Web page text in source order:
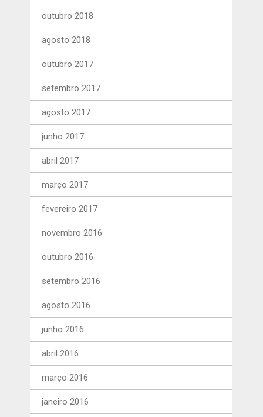
outubro 2018
agosto 2018
outubro 2017
setembro 2017
agosto 2017
junho 2017
abril 2017
março 2017
fevereiro 2017
novembro 2016
outubro 2016
setembro 2016
agosto 2016
junho 2016
abril 2016
março 2016
janeiro 2016